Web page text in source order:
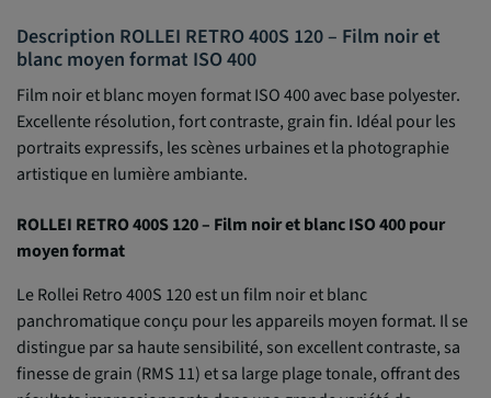
Description ROLLEI RETRO 400S 120 – Film noir et
blanc moyen format ISO 400
Film noir et blanc moyen format ISO 400 avec base polyester.
Excellente résolution, fort contraste, grain fin. Idéal pour les
portraits expressifs, les scènes urbaines et la photographie
artistique en lumière ambiante.
ROLLEI RETRO 400S 120 – Film noir et blanc ISO 400 pour
moyen format
Le Rollei Retro 400S 120 est un film noir et blanc
panchromatique conçu pour les appareils moyen format. Il se
distingue par sa haute sensibilité, son excellent contraste, sa
finesse de grain (RMS 11) et sa large plage tonale, offrant des